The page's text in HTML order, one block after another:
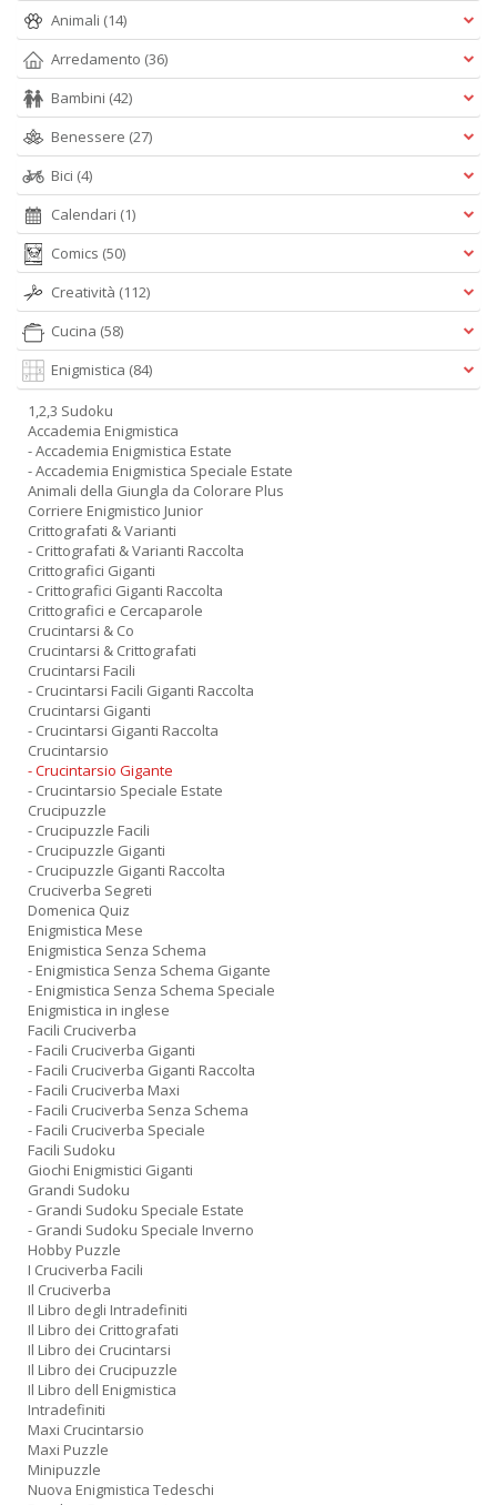
Animali (14)
Arredamento (36)
Bambini (42)
Benessere (27)
Bici (4)
Calendari (1)
Comics (50)
Creatività (112)
Cucina (58)
Enigmistica (84)
1,2,3 Sudoku
Accademia Enigmistica
- Accademia Enigmistica Estate
- Accademia Enigmistica Speciale Estate
Animali della Giungla da Colorare Plus
Corriere Enigmistico Junior
Crittografati & Varianti
- Crittografati & Varianti Raccolta
Crittografici Giganti
- Crittografici Giganti Raccolta
Crittografici e Cercaparole
Crucintarsi & Co
Crucintarsi & Crittografati
Crucintarsi Facili
- Crucintarsi Facili Giganti Raccolta
Crucintarsi Giganti
- Crucintarsi Giganti Raccolta
Crucintarsio
- Crucintarsio Gigante
- Crucintarsio Speciale Estate
Crucipuzzle
- Crucipuzzle Facili
- Crucipuzzle Giganti
- Crucipuzzle Giganti Raccolta
Cruciverba Segreti
Domenica Quiz
Enigmistica Mese
Enigmistica Senza Schema
- Enigmistica Senza Schema Gigante
- Enigmistica Senza Schema Speciale
Enigmistica in inglese
Facili Cruciverba
- Facili Cruciverba Giganti
- Facili Cruciverba Giganti Raccolta
- Facili Cruciverba Maxi
- Facili Cruciverba Senza Schema
- Facili Cruciverba Speciale
Facili Sudoku
Giochi Enigmistici Giganti
Grandi Sudoku
- Grandi Sudoku Speciale Estate
- Grandi Sudoku Speciale Inverno
Hobby Puzzle
I Cruciverba Facili
Il Cruciverba
Il Libro degli Intradefiniti
Il Libro dei Crittografati
Il Libro dei Crucintarsi
Il Libro dei Crucipuzzle
Il Libro dell Enigmistica
Intradefiniti
Maxi Crucintarsio
Maxi Puzzle
Minipuzzle
Nuova Enigmistica Tedeschi